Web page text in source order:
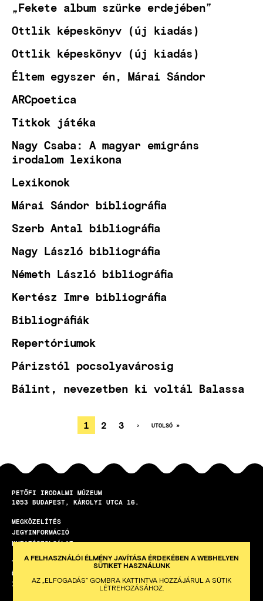
„Fekete album szürke erdejében”
Ottlik képeskönyv (új kiadás)
Ottlik képeskönyv (új kiadás)
Éltem egyszer én, Márai Sándor
ARCpoetica
Titkok játéka
Nagy Csaba: A magyar emigráns
irodalom lexikona
Lexikonok
Márai Sándor bibliográfia
Szerb Antal bibliográfia
Nagy László bibliográfia
Németh László bibliográfia
Kertész Imre bibliográfia
Bibliográfiák
Repertóriumok
Párizstól pocsolyavárosig
Bálint, nevezetben ki voltál Balassa
OLDALSZÁMOZÁS
JELENLEGI
OLDAL
1 OLDAL
2 OLDAL
3
KÖVETKEZŐ
›
UTOLSÓ
UTOLSÓ »
PETŐFI IRODALMI MÚZEUM
1053
BUDAPEST KÁROLYI UTCA 16.
LÁBLÉC
MEGKÖZELÍTÉS
JEGYINFORMÁCIÓ
KUTATÓSZOLGÁLAT
TEREMBÉRLET
ÖNKÉNTES PROGRAM
ISKOLAI KÖZÖSSÉGI SZOLGÁLAT
A FELHASZNÁLÓI ÉLMÉNY JAVÍTÁSA ÉRDEKÉBEN A WEBHELYEN
SÜTIKET HASZNÁLUNK
AZ „ELFOGADÁS” GOMBRA KATTINTVA HOZZÁJÁRUL A SÜTIK
LÉTREHOZÁSÁHOZ.